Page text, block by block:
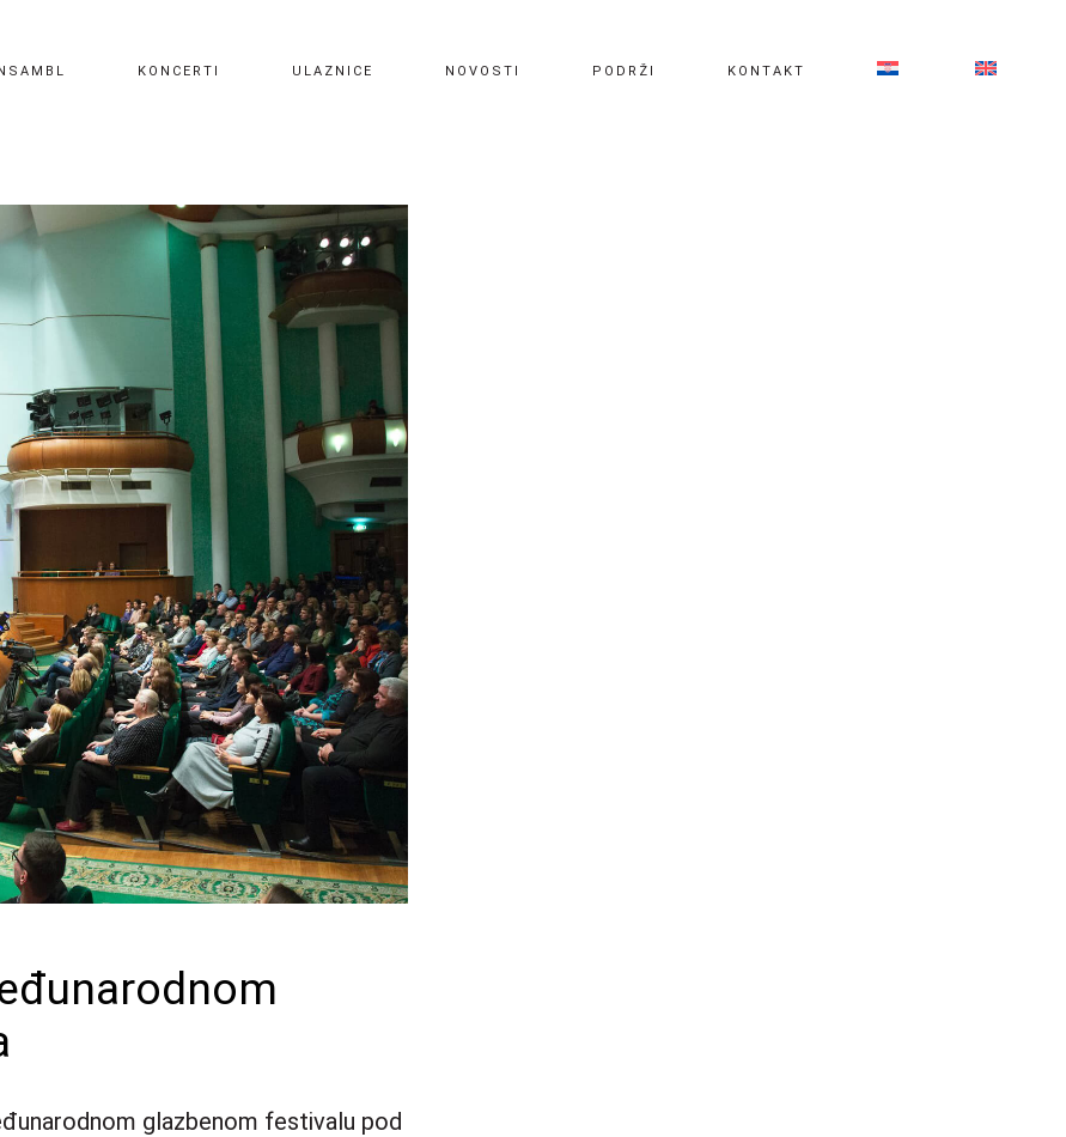
KONCERTI ULAZNICE NOVOSTI PODRŽI KONTAKT
glazbenom festivalu pod